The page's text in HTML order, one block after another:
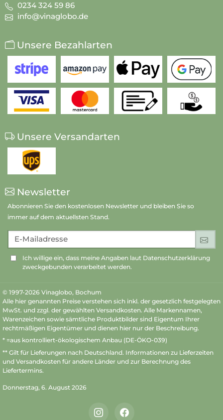
0234 324 59 86
info@vinaglobo.de
Unsere Bezahlarten
Unsere Versandarten
Newsletter
Abonnieren Sie den kostenlosen Newsletter und bleiben Sie so
immer auf dem aktuellsten Stand.
E-Mailadresse
Ich willige ein, dass meine Angaben laut Datenschutzerklärung
zweckgebunden verarbeitet werden.
© 1997-2026 Vinaglobo, Bochum
Alle hier genannten Preise verstehen sich inkl. der gesetzlich festgelegten
MwSt. und zzgl. der gewählten Versandkosten. Alle Markennamen,
Warenzeichen sowie sämtliche Produktbilder sind Eigentum Ihrer
rechtmäßigen Eigentümer und dienen hier nur der Beschreibung.
* =aus kontrolliert-ökologischem Anbau (DE-ÖKO-039)
** Gilt für Lieferungen nach Deutschland. Informationen zu Lieferzeiten
und Versandkosten für andere Länder und zur Berechnung des
Liefertermins.
Donnerstag, 6. August 2026
InstagramFacebook